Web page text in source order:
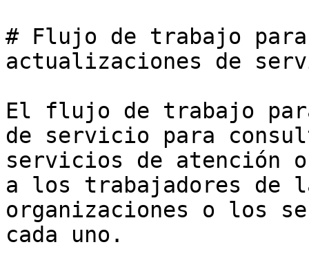
# Flujo de trabajo
actualizaciones de
El flujo de trabajo
de servicio para
servicios de atención
a los trabajadores de
organizaciones o los
cada uno.